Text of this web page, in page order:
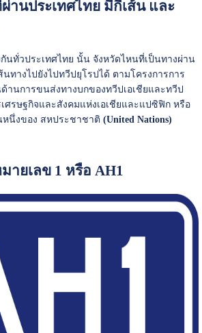
านประเทศไทย มีกี่เส้น และ
นทั่วประเทศไทย นั้น จังหวัดไหนที่เป็นทางผ่าน
นทางไปยังไปทวีปยุโรปได้ ตามโครงการการ
นการขนส่งทางบกของทวีปเอเชียและทวีป
ศรษฐกิจและสังคมแห่งเอเชียและแปซิฟิก หรือ
หนึ่งของ สหประชาชาติ (United Nations)
ายเลข 1 หรือ AH1